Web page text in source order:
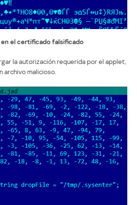
el certificado falsificado
la autorización requerida por el applet,
archivo malicioso.